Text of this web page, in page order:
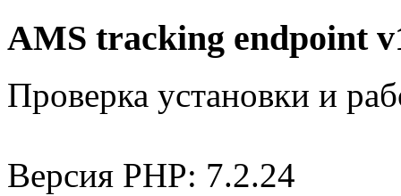
AMS tracking endpoint
Проверка установки и
Версия PHP: 7.2.24